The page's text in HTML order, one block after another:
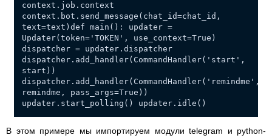
context.job.context
context.bot.send_message(chat_id=chat_id,
text=text)def main(): updater =
Updater(token='TOKEN', use_context=True)
dispatcher = updater.dispatcher
dispatcher.add_handler(CommandHandler('start',
start))
dispatcher.add_handler(CommandHandler('remindme',
remindme, pass_args=True))
updater.start_polling() updater.idle()
В этом примере мы импортируем модули telegram и python-